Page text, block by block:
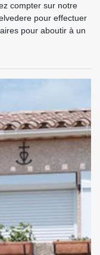
compter sur notre
pour effectuer
pour aboutir à un